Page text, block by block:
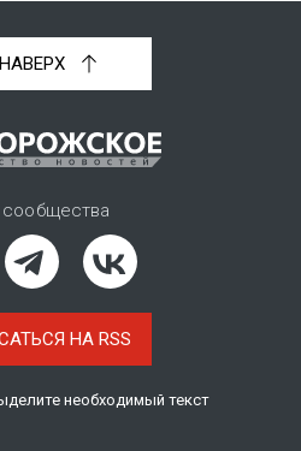
НАВЕРХ
НА RSS
необходимый текст